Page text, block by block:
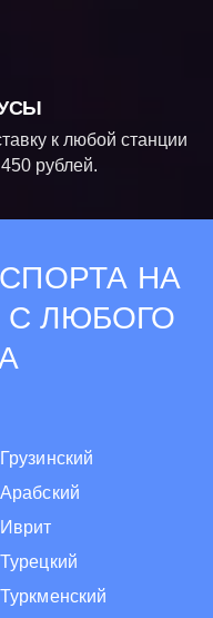
к любой станции
рублей.
НА
ЛЮБОГО
Грузинский
Арабский
Иврит
Турецкий
Туркменский